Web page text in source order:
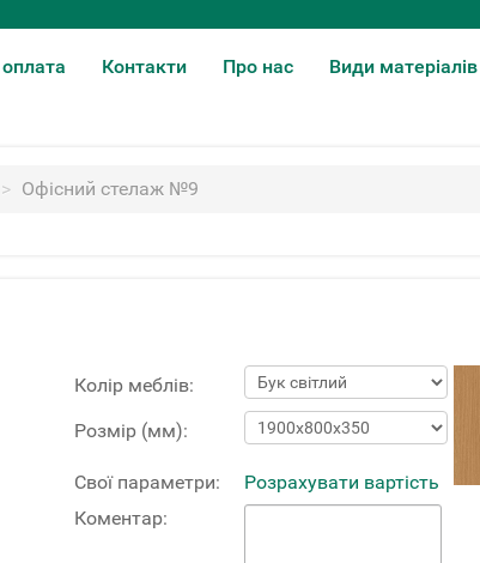
Контакти Про нас Види матеріалів
> Офісний стелаж №9
Колір меблів:
Розмір (мм):
Свої параметри:
Розрахувати вартість
Коментар: